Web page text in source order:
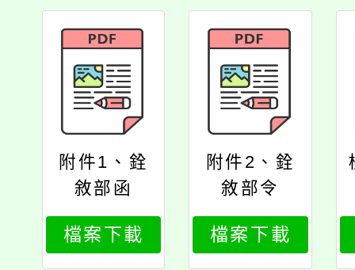
附件1、銓
敘部函
檔案下載
附件2、銓
敘部令
檔案下載